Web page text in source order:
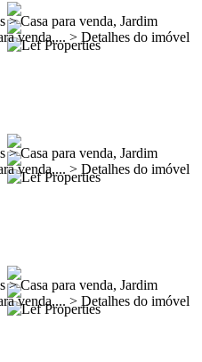
>Casa para venda, Jardim
venda,... > Detalhes do imóvel
>Casa para venda, Jardim
venda,... > Detalhes do imóvel
>Casa para venda, Jardim
venda,... > Detalhes do imóvel